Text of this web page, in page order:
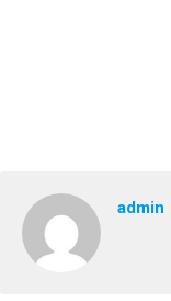
admin